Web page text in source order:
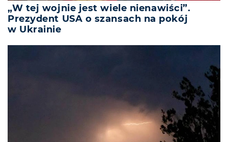
„W tej wojnie jest wiele nienawiści”.
Prezydent USA o szansach na pokój
w Ukrainie